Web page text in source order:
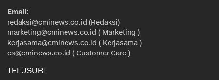
Email:
redaksi@cminews.co.id (Redaksi)
marketing@cminews.co.id ( Marketing )
kerjasama@cminews.co.id ( Kerjasama )
cs@cminews.co.id ( Customer Care )
TELUSURI